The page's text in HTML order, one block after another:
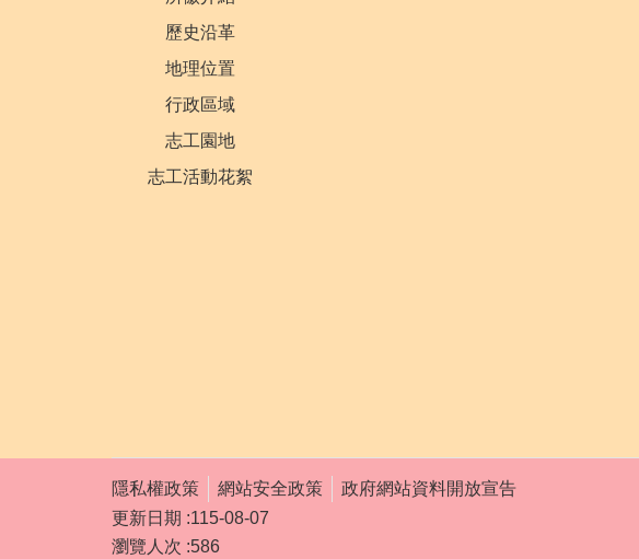
歷史沿革
地理位置
行政區域
志工園地
志工活動花絮
隱私權政策 網站安全政策
政府網站資料開放宣告
更新日期
115-08-07
瀏覽人次 586